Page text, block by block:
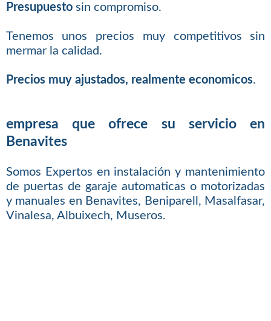
Presupuestosin compromiso.
Tenemos unos precios muy competitivos sin
mermar la calidad.
Precios muy ajustados, realmente economicos.
empresa que ofrece su servicio en
Benavites
Somos Expertos en instalación y mantenimiento
de puertas de garaje automaticas o motorizadas
y manuales en Benavites, Beniparell, Masalfasar,
Vinalesa, Albuixech, Museros.